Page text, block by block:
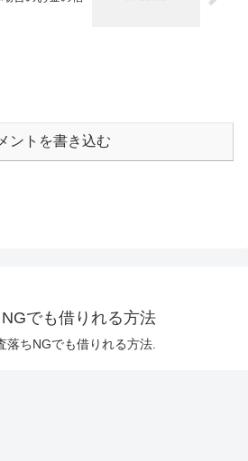
ントを書き込む
でも借りれる方法
落ちNGでも借りれる方法.